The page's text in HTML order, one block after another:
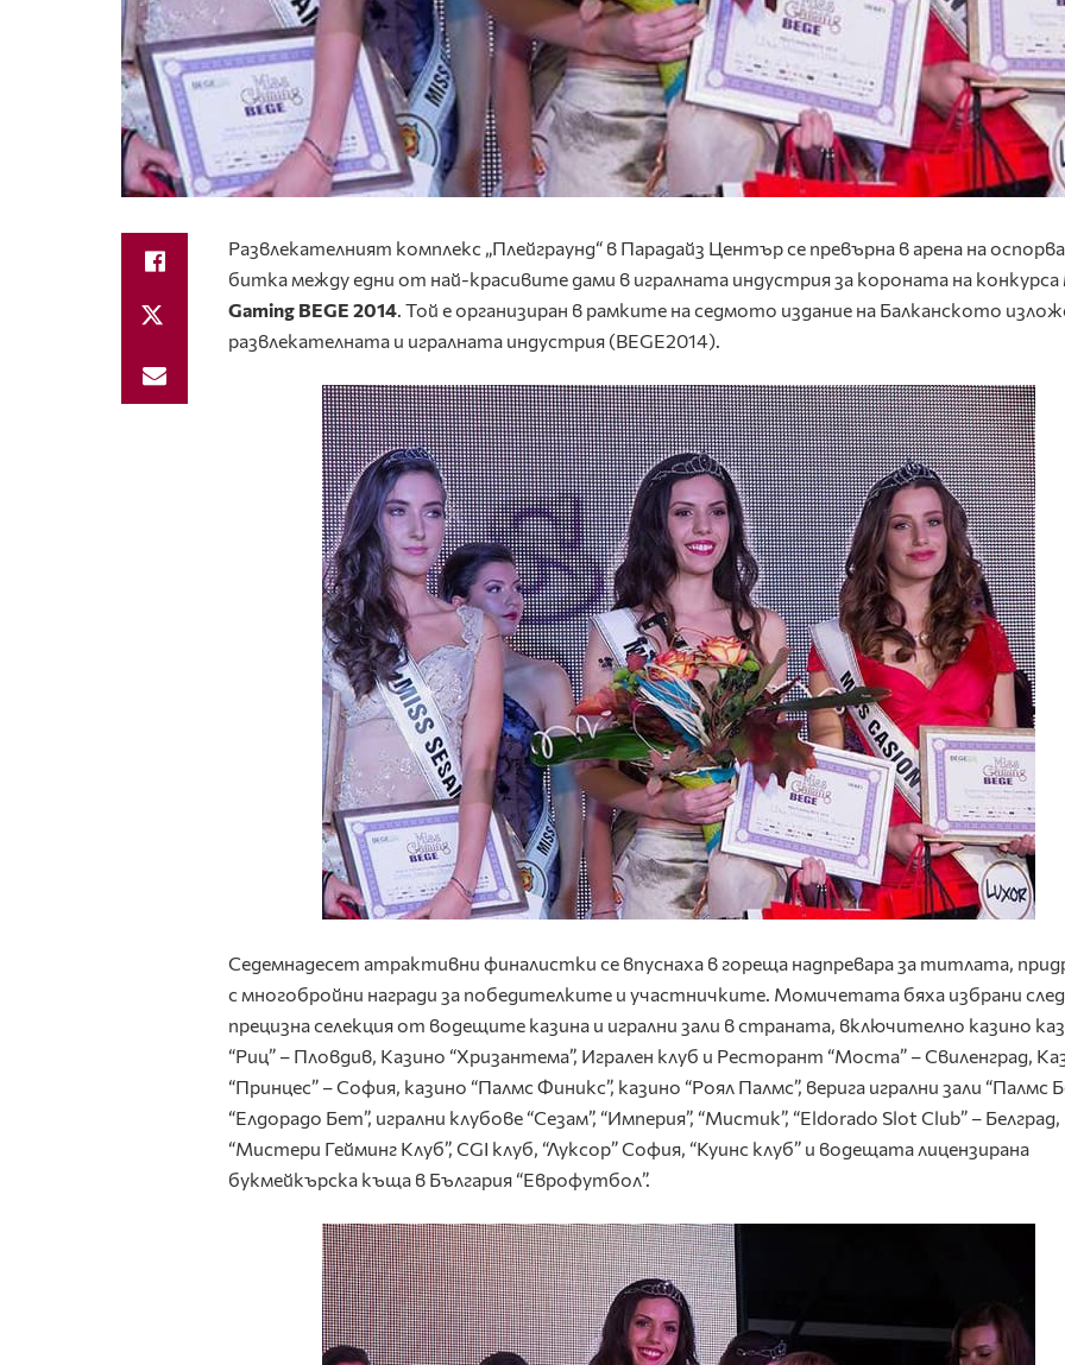
Развлекателният комплекс „Плейграунд“ в Парадайз Център се превърна в арена на
битка между едни от най-красивите дами в игралната индустрия за короната на конкурса
Gaming BEGE 2014 . Той е организиран в рамките на седмото издание на Балканското
развлекателната и игралната индустрия (BEGE2014).
Седемнадесет атрактивни финалистки се впуснаха в гореща надпревара за титлата,
с многобройни награди за победителките и участничките. Момичетата бяха избрани след
прецизна селекция от водещите казина и игрални зали в страната, включително казино
“Риц” – Пловдив, Казино “Хризантема”, Игрален клуб и Ресторант “Мостa” – Свиленград,
“Принцес” – София, казино “Палмс Финикс”, казино “Роял Палмс”, верига игрални зали “Палмс
“Елдорадо Бет”, игрални клубове “Сезам”, “Империя”, “Мистик”, “Еldorado Slot Club” – Белград,
“Мистери Гейминг Клуб”, CGI клуб, “Луксор” София, “Куинс клуб” и водещата лицензирана
букмейкърска къща в България “Еврофутбол”.